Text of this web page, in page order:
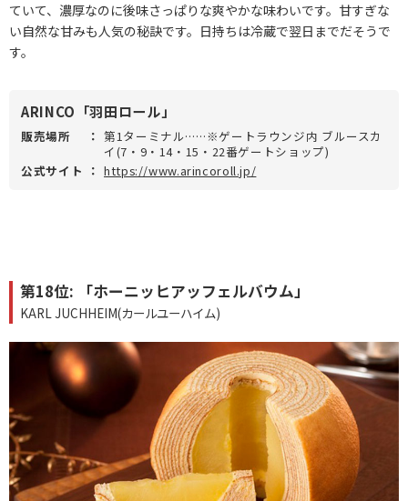
ていて、濃厚なのに後味さっぱりな爽やかな味わいです。甘すぎな
い自然な甘みも人気の秘訣です。日持ちは冷蔵で翌日までだそうで
す。
ARINCO「羽田ロール」
販売場所 ： 第1ターミナル……※ゲートラウンジ内 ブルースカ
イ(7・9・14・15・22番ゲートショップ)
公式サイト
： https://www.arincoroll.jp/
第18位: 「ホーニッヒアッフェルバウム」
KARL JUCHHEIM(カールユーハイム)